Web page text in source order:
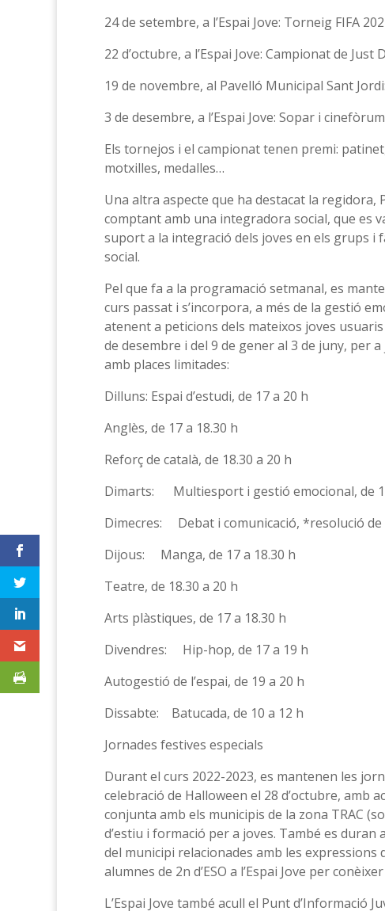
24 de setembre, a l’Espai Jove: Torneig FIFA
22 d’octubre, a l’Espai Jove: Campionat de Just
19 de novembre, al Pavelló Municipal Sant
3 de desembre, a l’Espai Jove: Sopar i
Els tornejos i el campionat tenen premi:
motxilles, medalles…
Una altra aspecte que ha destacat la regidora,
comptant amb una integradora social, que es
suport a la integració dels joves en els grups i
social.
Pel que fa a la programació setmanal, es
curs passat i s’incorpora, a més de la gestió
atenent a peticions dels mateixos joves usuaris
de desembre i del 9 de gener al 3 de juny, per
amb places limitades:
Dilluns: Espai d’estudi, de 17 a 20 h
Anglès, de 17 a 18.30 h
Reforç de català, de 18.30 a 20 h
Dimarts: Multiesport i gestió emocional, de
Dimecres: Debat i comunicació, *resolució de
Dijous: Manga, de 17 a 18.30 h
Teatre, de 18.30 a 20 h
Arts plàstiques, de 17 a 18.30 h
Divendres: Hip-hop, de 17 a 19 h
Autogestió de l’espai, de 19 a 20 h
Dissabte: Batucada, de 10 a 12 h
Jornades festives especials
Durant el curs 2022-2023, es mantenen les
celebració de Halloween el 28 d’octubre, amb
conjunta amb els municipis de la zona TRAC
d’estiu i formació per a joves. També es
del municipi relacionades amb les
alumnes de 2n d’ESO a l’Espai Jove per
L’Espai Jove també acull el Punt d’Informació